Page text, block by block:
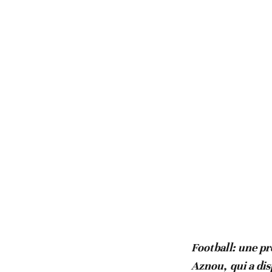
Football: une
Aznou, qui a